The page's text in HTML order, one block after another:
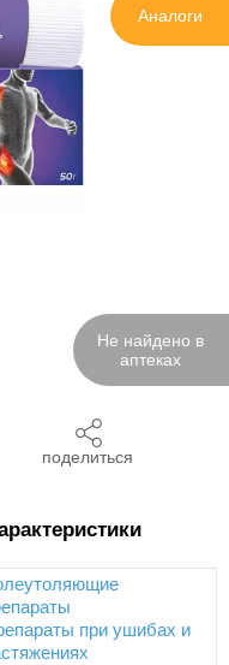
Аналоги
Не найдено в
аптеках
поделиться
при ушибах и